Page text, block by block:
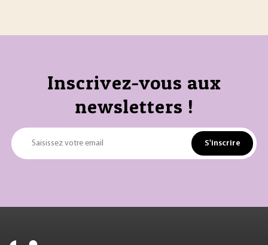
Inscrivez-vous aux
newsletters !
Saisissez votre email S'inscrire